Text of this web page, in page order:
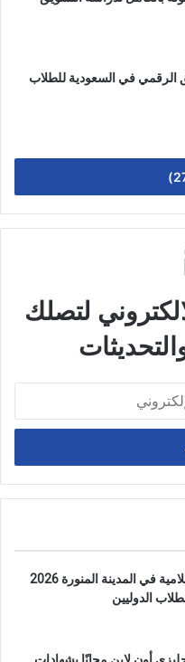
الرقمي في السعودية للطلاب
لتصلك
منحة الجامعة الإسلامية في المدينة المنورة 2026
الدوليين